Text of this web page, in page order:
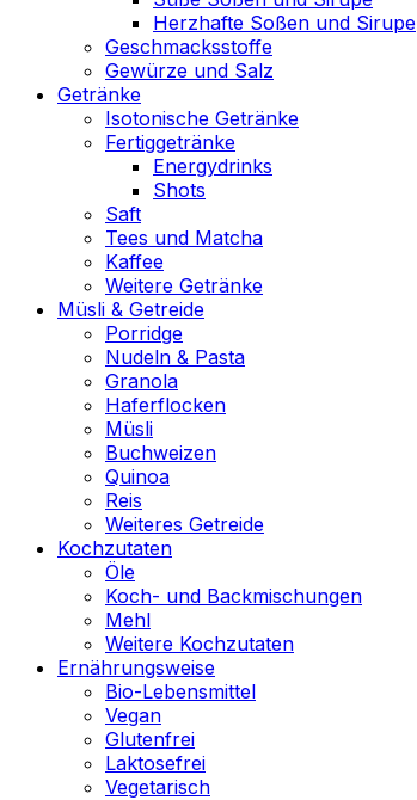
Herzhafte Soßen und Sirupe
Geschmacksstoffe
Gewürze und Salz
Getränke
Isotonische Getränke
Fertiggetränke
Energydrinks
Shots
Saft
Tees und Matcha
Kaffee
Weitere Getränke
Müsli & Getreide
Porridge
Nudeln & Pasta
Granola
Haferflocken
Müsli
Buchweizen
Quinoa
Reis
Weiteres Getreide
Kochzutaten
Öle
Koch- und Backmischungen
Mehl
Weitere Kochzutaten
Ernährungsweise
Bio-Lebensmittel
Vegan
Glutenfrei
Laktosefrei
Vegetarisch